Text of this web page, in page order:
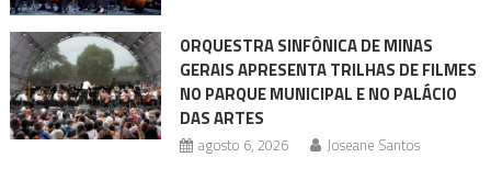
ORQUESTRA SINFÔNICA DE MINAS
GERAIS APRESENTA TRILHAS DE FILMES
NO PARQUE MUNICIPAL E NO PALÁCIO
DAS ARTES
agosto 6, 2026 Joseane Santos